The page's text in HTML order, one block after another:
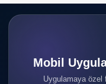
Mobil
Uygulamaya özel